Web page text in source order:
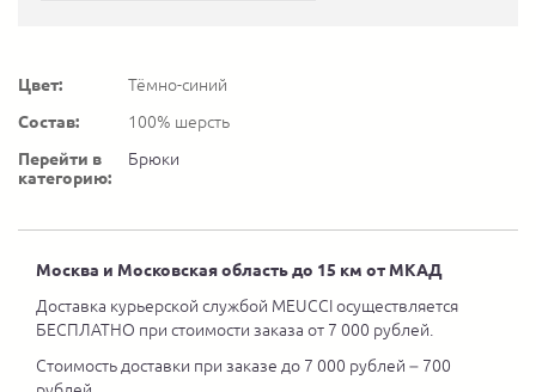
Цвет:
Тёмно-синий
Состав:
100% шерсть
Перейти в
категорию:
Брюки
Москва и Московская область до 15 км от МКАД
Доставка курьерской службой MEUCCI осуществляется
БЕСПЛАТНО при стоимости заказа от 7 000 рублей.
Стоимость доставки при заказе до 7 000 рублей – 700